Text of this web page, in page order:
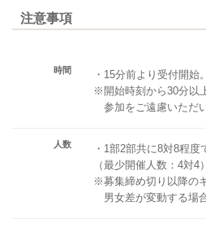
注意事項
時間
・15分前より受付開始
※開始時刻から30分以
参加をご遠慮いただ
人数
・1部2部共に8対8程度
（最少開催人数：4対4）
※募集締め切り以降の
男女差が変動する場